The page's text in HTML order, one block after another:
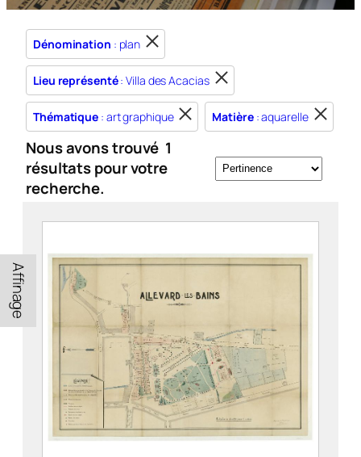
Dénomination : plan
Lieu représenté: Villa des Acacias
Thématique : art graphique Matière: aquarelle
Nous avons trouvé 1
résultats pour votre
recherche.
Affinage